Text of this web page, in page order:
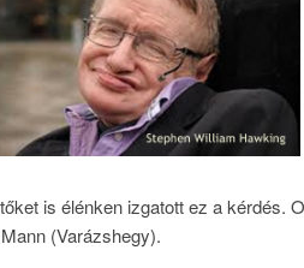
is élénken izgatott ez a kérdés.
(Varázshegy).